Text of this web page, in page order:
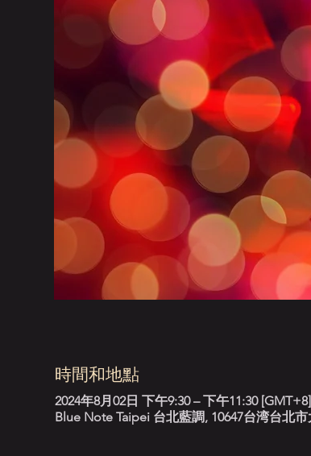
時間和地點
2024年8月02日 下午9:30 – 下午11:30 [GMT+8]
Blue Note Taipei 台北藍調, 10647台湾台北